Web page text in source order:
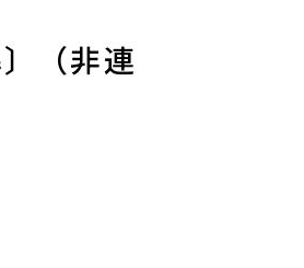
（非連